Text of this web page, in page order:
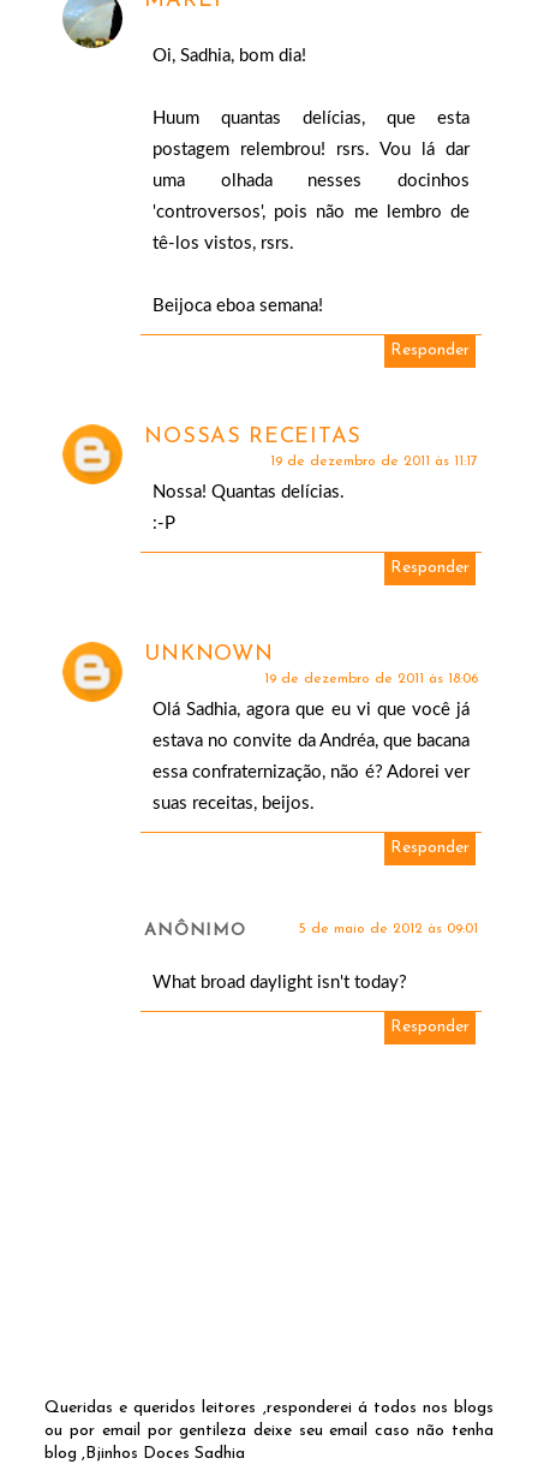
Oi, Sadhia, bom dia!
Huum quantas delícias, que esta
postagem relembrou! rsrs. Vou lá dar
uma olhada nesses docinhos
'controversos', pois não me lembro de
tê-los vistos, rsrs.
Beijoca eboa semana!
Responder
NOSSAS RECEITAS
19 de dezembro de 2011 às 11:17
Nossa! Quantas delícias.
:-P
Responder
UNKNOWN
19 de dezembro de 2011 às 18:06
Olá Sadhia, agora que eu vi que você já
estava no convite da Andréa, que bacana
essa confraternização, não é? Adorei ver
suas receitas, beijos.
Responder
ANÔNIMO 5 de maio de 2012 às 09:01
What broad daylight isn't today?
Responder
Queridas e queridos leitores ,responderei á todos nos blogs
ou por email por gentileza deixe seu email caso não tenha
blog ,Bjinhos Doces Sadhia